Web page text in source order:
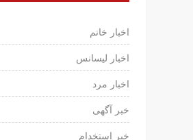
اخبار خانم
اخبار لیسانس
اخبار مرد
خبر آگهی
خبر استخدام